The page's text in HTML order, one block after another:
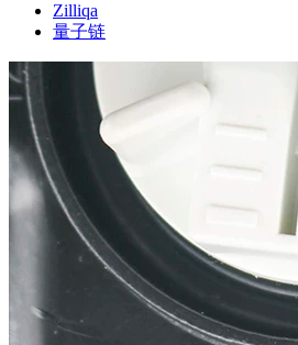
Zilliqa
量子链